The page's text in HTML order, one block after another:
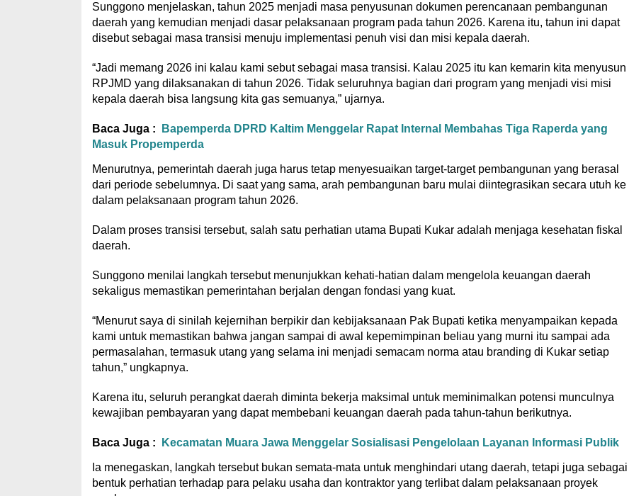
Sunggono menjelaskan, tahun 2025 menjadi masa penyusunan dokumen perencanaan pembangunan
daerah yang kemudian menjadi dasar pelaksanaan program pada tahun 2026. Karena itu, tahun ini dapat
disebut sebagai masa transisi menuju implementasi penuh visi dan misi kepala daerah.
“Jadi memang 2026 ini kalau kami sebut sebagai masa transisi. Kalau 2025 itu kan kemarin kita menyusun
RPJMD yang dilaksanakan di tahun 2026. Tidak seluruhnya bagian dari program yang menjadi visi misi
kepala daerah bisa langsung kita gas semuanya,” ujarnya.
Baca Juga :
Bapemperda DPRD Kaltim Menggelar Rapat Internal Membahas Tiga Raperda yang
Masuk Propemperda
Menurutnya, pemerintah daerah juga harus tetap menyesuaikan target-target pembangunan yang berasal
dari periode sebelumnya. Di saat yang sama, arah pembangunan baru mulai diintegrasikan secara utuh ke
dalam pelaksanaan program tahun 2026.
Dalam proses transisi tersebut, salah satu perhatian utama Bupati Kukar adalah menjaga kesehatan fiskal
daerah.
Sunggono menilai langkah tersebut menunjukkan kehati-hatian dalam mengelola keuangan daerah
sekaligus memastikan pemerintahan berjalan dengan fondasi yang kuat.
“Menurut saya di sinilah kejernihan berpikir dan kebijaksanaan Pak Bupati ketika menyampaikan kepada
kami untuk memastikan bahwa jangan sampai di awal kepemimpinan beliau yang murni itu sampai ada
permasalahan, termasuk utang yang selama ini menjadi semacam norma atau branding di Kukar setiap
tahun,” ungkapnya.
Karena itu, seluruh perangkat daerah diminta bekerja maksimal untuk meminimalkan potensi munculnya
kewajiban pembayaran yang dapat membebani keuangan daerah pada tahun-tahun berikutnya.
Baca Juga : Kecamatan Muara Jawa Menggelar Sosialisasi Pengelolaan Layanan Informasi Publik
Ia menegaskan, langkah tersebut bukan semata-mata untuk menghindari utang daerah, tetapi juga sebagai
bentuk perhatian terhadap para pelaku usaha dan kontraktor yang terlibat dalam pelaksanaan proyek